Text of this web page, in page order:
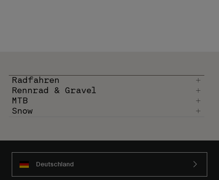
Radfahren
Rennrad & Gravel
MTB
Snow
Deutschland